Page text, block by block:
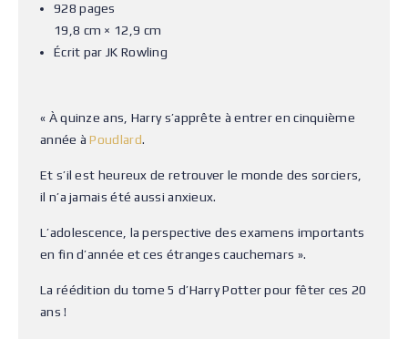
928 pages
19,8 cm × 12,9 cm
Écrit par JK Rowling
« À quinze ans, Harry s’apprête à entrer en cinquième
année àPoudlard.
Et s’il est heureux de retrouver le monde des sorciers,
il n’a jamais été aussi anxieux.
L’adolescence, la perspective des examens importants
en fin d’année et ces étranges cauchemars ».
La réédition du tome 5 d’Harry Potter pour fêter ces 20
ans !